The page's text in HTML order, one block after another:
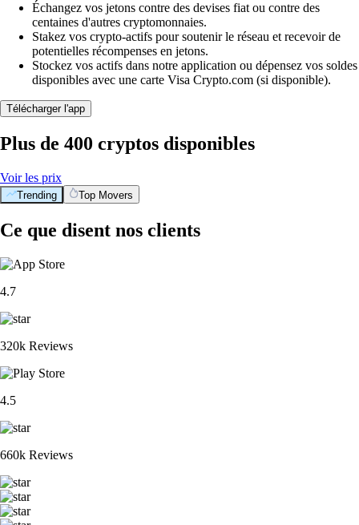
Échangez vos jetons contre des devises fiat ou contre des
centaines d'autres cryptomonnaies.
Stakez vos crypto-actifs pour soutenir le réseau et recevoir de
potentielles récompenses en jetons.
Stockez vos actifs dans notre application ou dépensez vos soldes
disponibles avec une carte Visa Crypto.com (si disponible).
Télécharger l'app
Plus de 400 cryptos disponibles
Voir les prix
Trending Top Movers
Ce que disent nos clients
4.7
320k Reviews
4.5
660k Reviews